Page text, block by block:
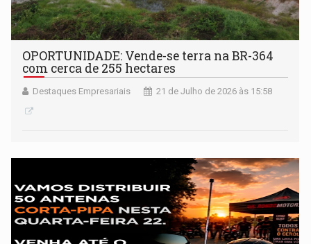
OPORTUNIDADE: Vende-se terra na BR-364
com cerca de 255 hectares
Destaques Empresariais 21 de Julho de 2026 às 15:58